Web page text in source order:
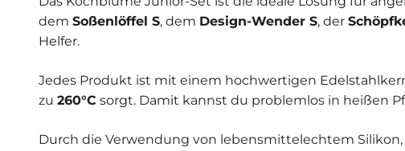
dem Soßenlöffel S, dem Design-Wender S, der
Helfer.
Jedes Produkt ist mit einem hochwertigen
zu 260°C sorgt. Damit kannst du problemlos in heißen
Durch die Verwendung von lebensmittelechtem Silikon,